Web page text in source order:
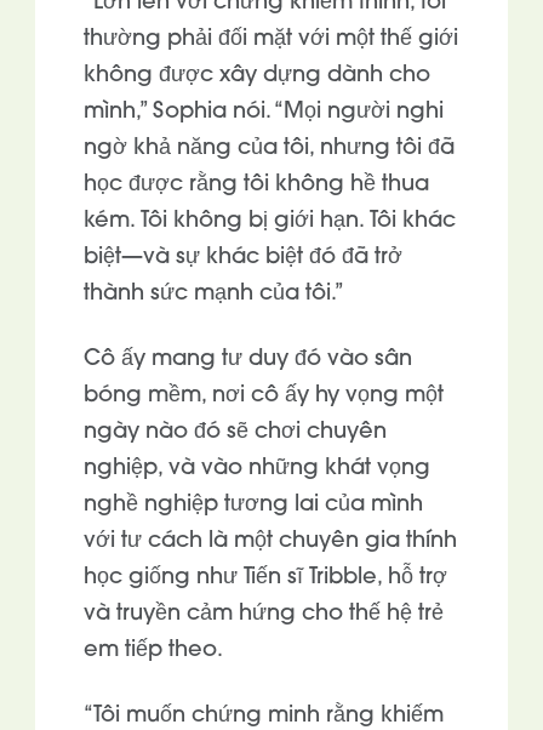
thường phải đối mặt với một thế giới
không được xây dựng dành cho
mình,” Sophia nói. “Mọi người nghi
ngờ khả năng của tôi, nhưng tôi đã
học được rằng tôi không hề thua
kém. Tôi không bị giới hạn. Tôi khác
biệt—và sự khác biệt đó đã trở
thành sức mạnh của tôi.”
Cô ấy mang tư duy đó vào sân
bóng mềm, nơi cô ấy hy vọng một
ngày nào đó sẽ chơi chuyên
nghiệp, và vào những khát vọng
nghề nghiệp tương lai của mình
với tư cách là một chuyên gia thính
học giống như Tiến sĩ Tribble, hỗ trợ
và truyền cảm hứng cho thế hệ trẻ
em tiếp theo.
“Tôi muốn chứng minh rằng khiếm